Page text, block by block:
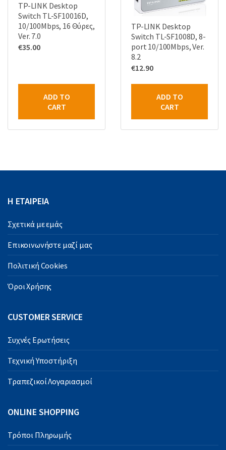
TP-LINK Desktop
Switch TL-SF10016D,
10/100Mbps, 16 Θύρες,
Ver. 7.0
€35.00
ADD TO
CART
TP-LINK Desktop
Switch TL-SF1008D, 8-
port 10/100Mbps, Ver.
8.2
€12.90
ADD TO
CART
Η ΕΤΑΙΡΕΙΑ
Σχετικά με εμάς
Επικοινωνήστε μαζί μας
Πολιτική Cookies
Όροι Χρήσης
CUSTOMER SERVICE
Συχνές Ερωτήσεις
Τεχνική Υποστήριξη
Τραπεζικοί Λογαριασμοί
ONLINE SHOPPING
Τρόποι Πληρωμής